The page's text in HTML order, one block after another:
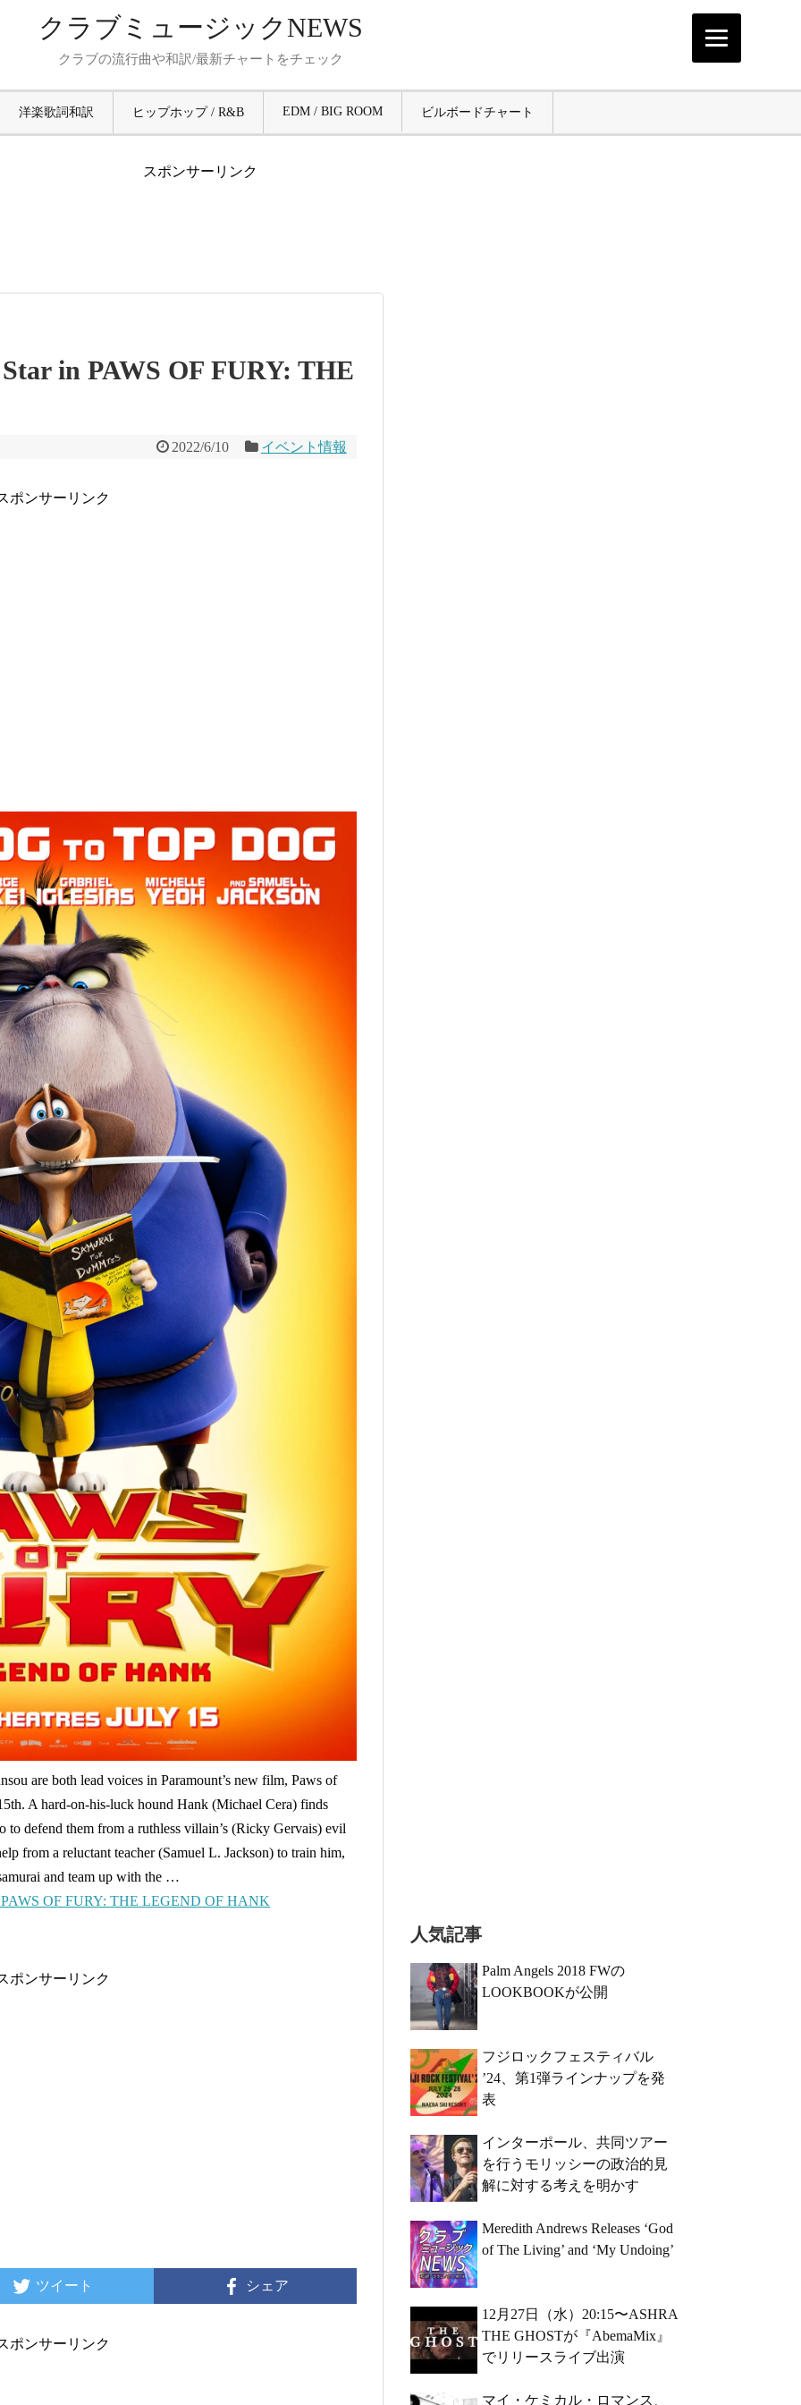
クラブミュージックNEWS
クラブの流行曲や和訳/最新チャートをチェック
洋楽歌詞和訳 ヒップホップ / R&B EDM / BIG ROOM ビルボードチャート
スポンサーリンク
in PAWS OF FURY: THE
2022/6/10 イベント情報
ポンサーリンク
are both lead voices in Paramount’s new film, Paws of
A hard-on-his-luck hound Hank (Michael Cera) finds
defend them from a ruthless villain’s (Ricky Gervais) evil
from a reluctant teacher (Samuel L. Jackson) to train him,
and team up with the …
PAWS OF FURY: THE LEGEND OF HANK
ポンサーリンク
ツイート シェア
ポンサーリンク
人気記事
Palm Angels 2018 FWの
LOOKBOOKが公開
フジロックフェスティバル
’24、第1弾ラインナップを発
表
インターポール、共同ツアー
を行うモリッシーの政治的見
解に対する考えを明かす
Meredith Andrews Releases ‘God
of The Living’ and ‘My Undoing’
12月27日（水）20:15〜ASHRA
THE GHOSTが『AbemaMix』
でリリースライブ出演
マイ・ケミカル・ロマンス、